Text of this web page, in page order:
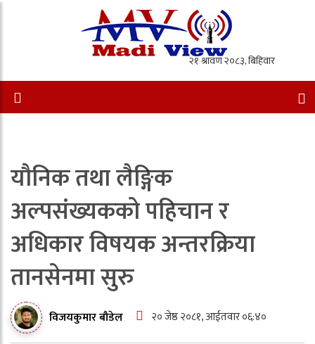
यौनिक तथा लैङ्गिक
अल्पसंख्यकको पहिचान र
अधिकार विषयक अन्तरक्रिया
तानसेनमा सुरु
विजयकुमार बौडेल २० जेष्ठ २०८१, आईतवार ०६:४०